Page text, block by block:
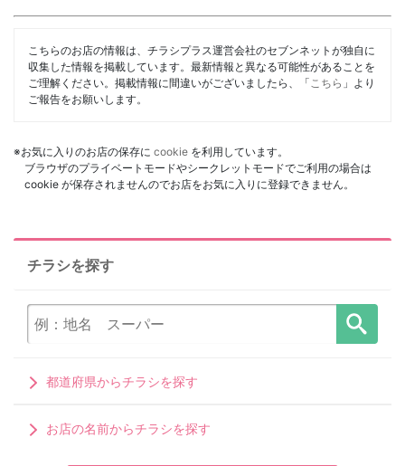
こちらのお店の情報は、チラシプラス運営会社のセブンネットが独自に
収集した情報を掲載しています。最新情報と異なる可能性があることを
ご理解ください。掲載情報に間違いがございましたら、「 こちら 」より
ご報告をお願いします。
※お気に入りのお店の保存に cookie を利用しています。
ブラウザのプライベートモードやシークレットモードでご利用の場合は
cookie が保存されませんのでお店をお気に入りに登録できません。
チラシを探す
都道府県からチラシを探す
お店の名前からチラシを探す